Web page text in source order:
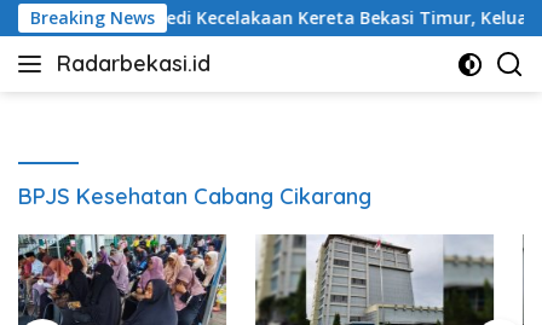
Langsung
ke
konten
Breaking News
Hari Tragedi Kecelakaan Kereta Bekasi Timur, Keluarga
Radarbekasi.id
Berita
BPJS Kesehatan Cabang Cikarang